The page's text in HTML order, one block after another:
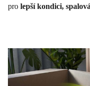
pro lepší kondici,